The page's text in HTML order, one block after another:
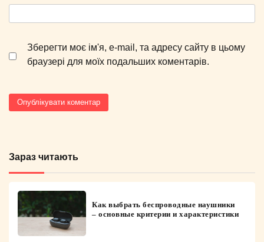
Зберегти моє ім'я, e-mail, та адресу сайту в цьому
браузері для моїх подальших коментарів.
Зараз читають
Как выбрать беспроводные наушники
– основные критерии и характеристики